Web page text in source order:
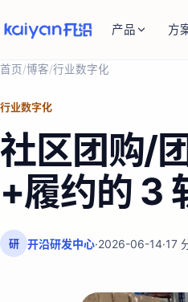
产品 方
首页/博客/行业数字化
行业数字化
社区团购/
+履约的 3
研 开沿研发中心·2026-06-14·17